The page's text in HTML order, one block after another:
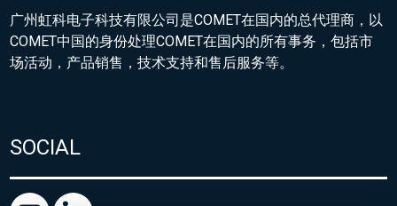
广州虹科电子科技有限公司是COMET在国内的总代理商，以
COMET中国的身份处理COMET在国内的所有事务，包括市
场活动，产品销售，技术支持和售后服务等。
SOCIAL